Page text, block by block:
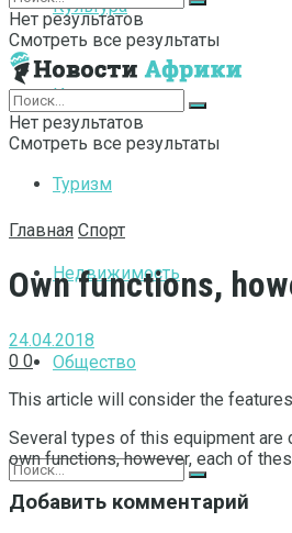
Культура
Интернет
Туризм
Недвижимость
Общество
Нет результатов
Смотреть все результаты
Нет результатов
Смотреть все результаты
Главная Спорт
Own functions,
24.04.2018
0 0
This article will consider the
Several types of this equipment
own functions, however, each of
Добавить комментарий